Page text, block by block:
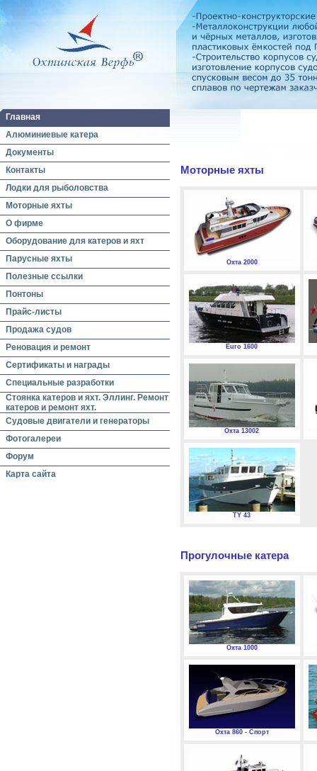
Главная
Алюминиевые катера
Документы
Контакты
Лодки для рыболовства
Моторные яхты
О фирме
Оборудование для катеров и яхт
Парусные яхты
Полезные ссылки
Понтоны
Прайс-листы
Продажа судов
Реновация и ремонт
Сертификаты и награды
Специальные разработки
Стоянка катеров и яхт. Эллинг. Ремонт
катеров и ремонт яхт.
Судовые двигатели и генераторы
Фотогалереи
Форум
Карта сайта
Моторные яхты
Охта 2000
Euro 1600
Охта 13002
TY 43
Прогулочные катера
Охта 1000
Охта 860 - Спорт